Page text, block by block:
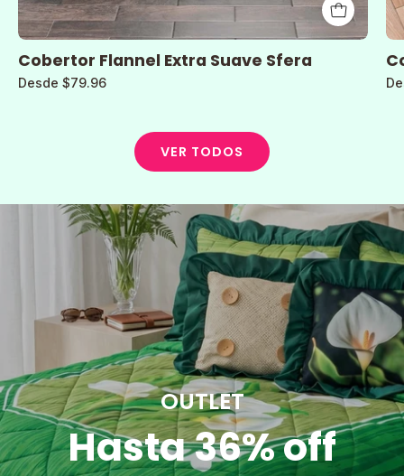
Cobertor Flannel Extra Suave Sfera
Desde $79.96
VER TODOS
OUTLET
Hasta 36% off